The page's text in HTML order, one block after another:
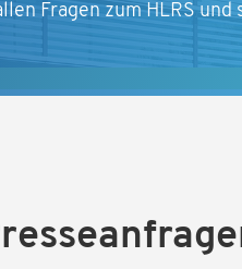
Fragen zum HLRS